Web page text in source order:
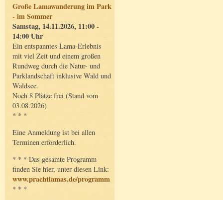
Große Lamawanderung im Park
- im Sommer
Samstag, 14.11.2026, 11:00 -
14:00 Uhr
Ein entspanntes Lama-Erlebnis
mit viel Zeit und einem großen
Rundweg durch die Natur- und
Parklandschaft inklusive Wald und
Waldsee.
Noch 8 Plätze frei (Stand vom
03.08.2026)
* * *
Eine Anmeldung ist bei allen
Terminen erforderlich.
* * * Das gesamte Programm
finden Sie hier, unter diesen Link:
www.prachtlamas.de/programm
* * *